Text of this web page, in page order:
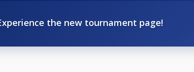
the new tournament page!